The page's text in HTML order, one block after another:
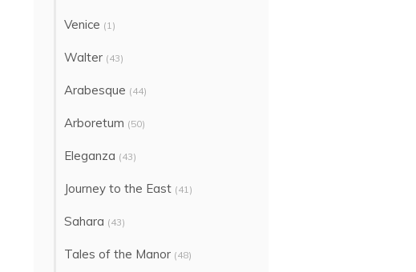
Venice (1)
Walter (43)
Arabesque (44)
Arboretum (50)
Eleganza (43)
Journey to the East (41)
Sahara (43)
Tales of the Manor (48)